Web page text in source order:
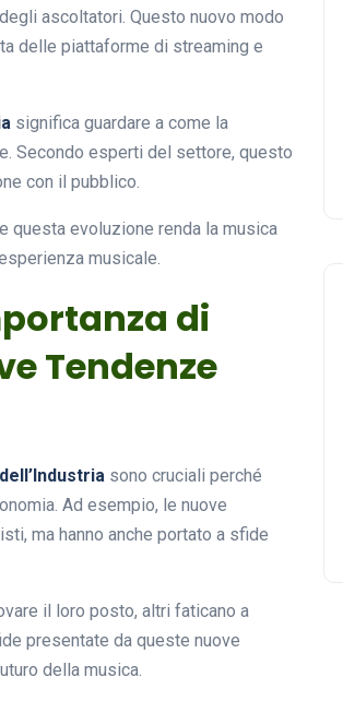
ascoltatori. Questo nuovo modo
delle piattaforme di streaming e
significa guardare a come la
Secondo esperti del settore, questo
con il pubblico.
questa evoluzione renda la musica
musicale.
di
Tendenze
sono cruciali perché
Ad esempio, le nuove
ma hanno anche portato a sfide
il loro posto, altri faticano a
presentate da queste nuove
della musica.